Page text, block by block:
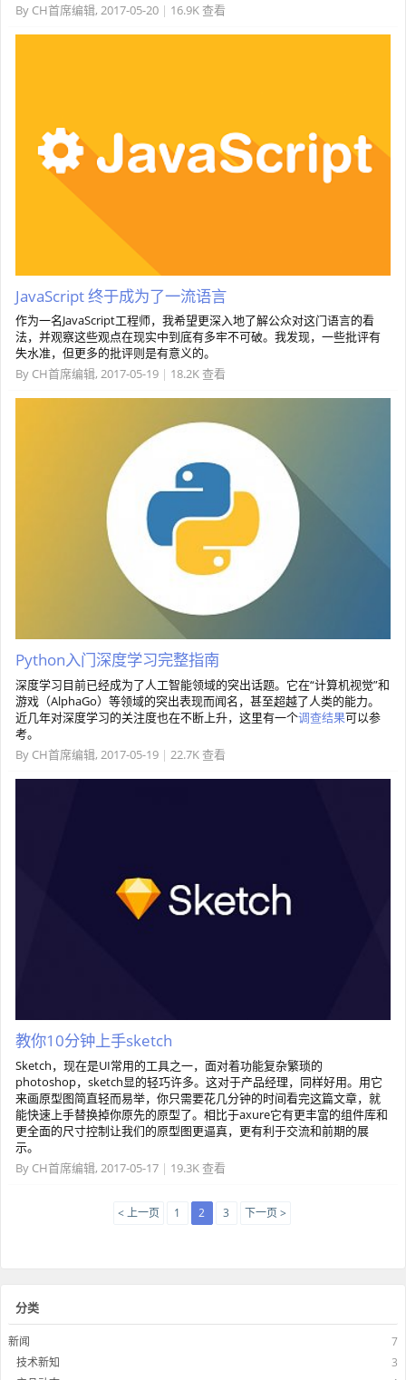
By CH首席编辑, 2017-05-20 | 16.9K 查看
JavaScript 终于成为了一流语言
作为一名JavaScript工程师，我希望更深入地了解公众对这门语言的看
法，并观察这些观点在现实中到底有多牢不可破。我发现，一些批评有
失水准，但更多的批评则是有意义的。
By CH首席编辑, 2017-05-19 | 18.2K 查看
Python入门深度学习完整指南
深度学习目前已经成为了人工智能领域的突出话题。它在“计算机视觉”和
游戏（AlphaGo）等领域的突出表现而闻名，甚至超越了人类的能力。
近几年对深度学习的关注度也在不断上升，这里有一个调查结果可以参
考。
By CH首席编辑, 2017-05-19 | 22.7K 查看
教你10分钟上手sketch
Sketch，现在是UI常用的工具之一，面对着功能复杂繁琐的
photoshop，sketch显的轻巧许多。这对于产品经理，同样好用。用它
来画原型图简直轻而易举，你只需要花几分钟的时间看完这篇文章，就
能快速上手替换掉你原先的原型了。相比于axure它有更丰富的组件库和
更全面的尺寸控制让我们的原型图更逼真，更有利于交流和前期的展
示。
By CH首席编辑, 2017-05-17 | 19.3K 查看
< 上一页 1 2 3 下一页 >
分类
新闻
7
技术新知
3